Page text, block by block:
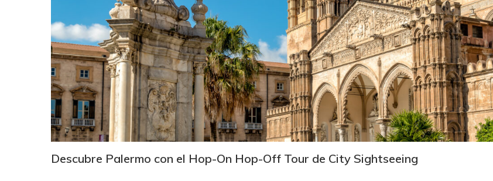
Descubre Palermo con el Hop-On Hop-Off Tour de City Sightseeing